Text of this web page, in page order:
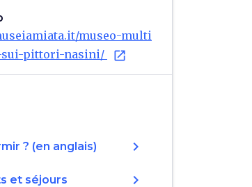
museo-multi
sui-pittori-nasini/
open_in_new
? (en anglais) chevron_right
et séjours chevron_right